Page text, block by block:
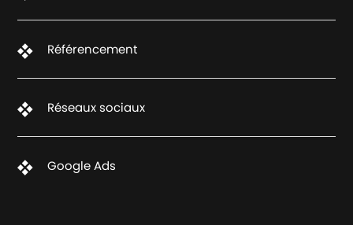
Référencement
Réseaux sociaux
Google Ads